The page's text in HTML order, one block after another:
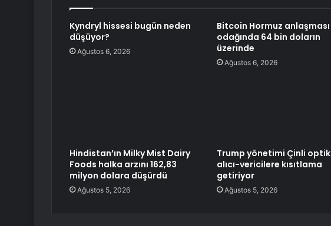
Kyndryl hissesi bugün neden
düşüyor?
Ağustos 6, 2026
Bitcoin Hormuz anlaşması
odağında 64 bin doların
üzerinde
Ağustos 6, 2026
Hindistan’ın Milky Mist Dairy
Foods halka arzını 162,83
milyon dolara düşürdü
Ağustos 5, 2026
Trump yönetimi Çinli optik
alıcı-vericilere kısıtlama
getiriyor
Ağustos 5, 2026